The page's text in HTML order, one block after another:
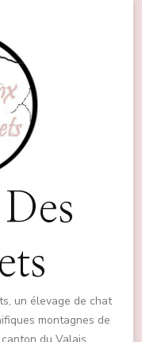
un élevage de chat
montagnes de